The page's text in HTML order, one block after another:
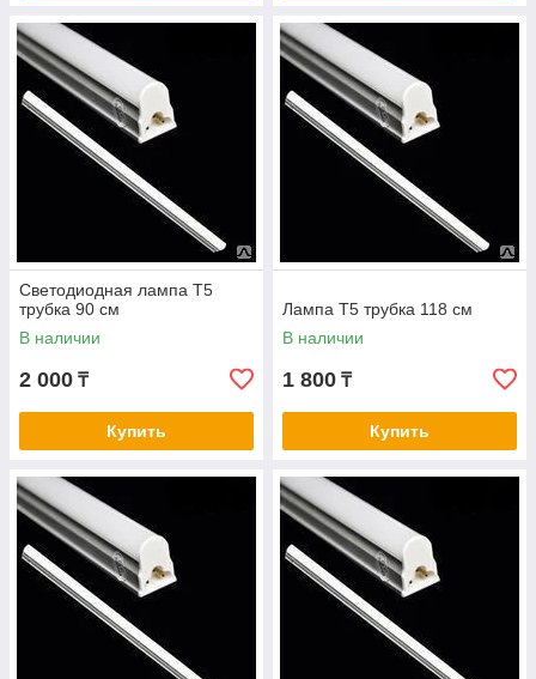
Cветодиодная лампа Т5
трубка 90 см
В наличии
2 000 ₸
Купить
Лампа Т5 трубка 118 см
В наличии
1 800 ₸
Купить